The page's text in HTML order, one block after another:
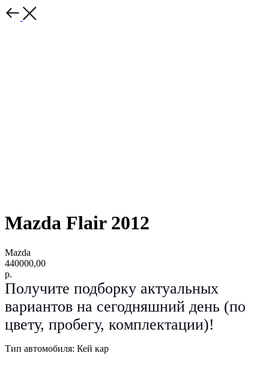
Mazda Flair 2012
Mazda
440000,00
р.
Получите подборку актуальных
вариантов на сегодняшний день (по
цвету, пробегу, комплектации)!
Тип автомобиля: Кей кар